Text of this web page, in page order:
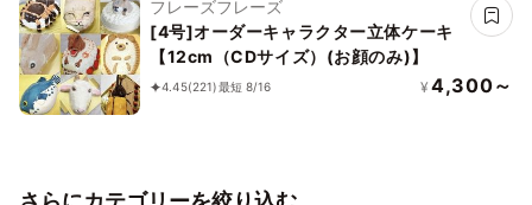
フレーズフレーズ
[4号]オーダーキャラクター立体ケーキ
【12cm（CDサイズ）(お顔のみ)】
4.45(221)最短 8/16 ¥ 4,300～